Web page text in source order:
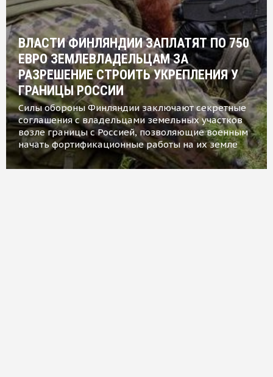
ВЛАСТИ ФИНЛЯНДИИ ЗАПЛАТЯТ ПО 750
ЕВРО ЗЕМЛЕВЛАДЕЛЬЦАМ ЗА
РАЗРЕШЕНИЕ СТРОИТЬ УКРЕПЛЕНИЯ У
ГРАНИЦЫ РОССИИ
Силы обороны Финляндии заключают секретные
соглашения с владельцами земельных участков
возле границы с Россией, позволяющие военным
начать фортификационные работы на их земле